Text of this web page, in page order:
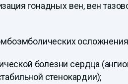
гонадных вен, вен
болезни сердца
стенокардии);